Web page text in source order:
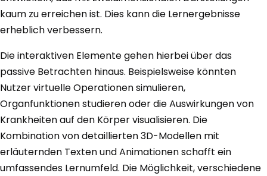
kaum zu erreichen ist. Dies kann die Lernergebnisse
erheblich verbessern.
Die interaktiven Elemente gehen hierbei über das
passive Betrachten hinaus. Beispielsweise könnten
Nutzer virtuelle Operationen simulieren,
Organfunktionen studieren oder die Auswirkungen von
Krankheiten auf den Körper visualisieren. Die
Kombination von detaillierten 3D-Modellen mit
erläuternden Texten und Animationen schafft ein
umfassendes Lernumfeld. Die Möglichkeit, verschiedene